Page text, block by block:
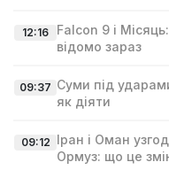
12:16
Falcon 9 і
відомо зараз
09:37 Суми під
як діяти
09:12 Іран і Оман
Ормуз: що це